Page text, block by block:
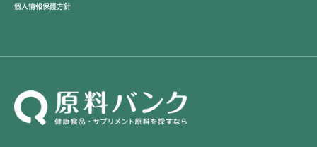
個人情報保護方針